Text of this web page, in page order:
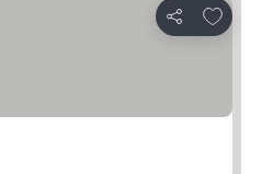
Partilhar